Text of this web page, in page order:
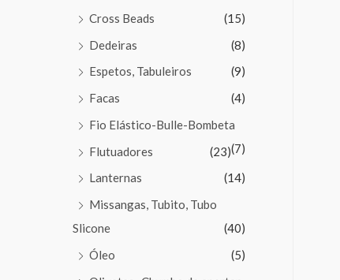
Cross Beads
(15)
Dedeiras
(8)
Espetos, Tabuleiros
(9)
Facas
(4)
Fio Elástico-Bulle-Bombeta
(7)
Flutuadores
(23)
Lanternas
(14)
Missangas, Tubito, Tubo
Slicone
(40)
Óleo
(5)